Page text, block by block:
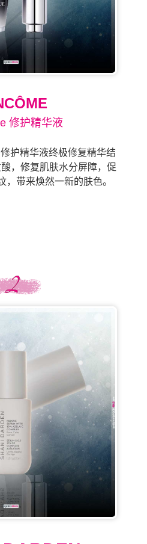
修护精华液
护精华液终极修复精华结
，修复肌肤水分屏障，促
，带来焕然一新的肤色。